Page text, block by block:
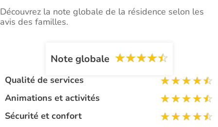
Découvrez la note globale de la résidence selon les
avis des familles.
Note globale
Qualité de services
Animations et activités
Sécurité et confort